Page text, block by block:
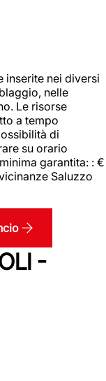
inserite nei diversi
nelle
Le risorse
a tempo
di
su orario
garantita: : €
Saluzzo
-